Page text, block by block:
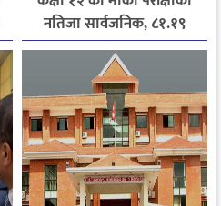
नतिजा सार्वजनिक, ८१.१९
प्रतिशत विद्यार्थी उत्तीर्ण